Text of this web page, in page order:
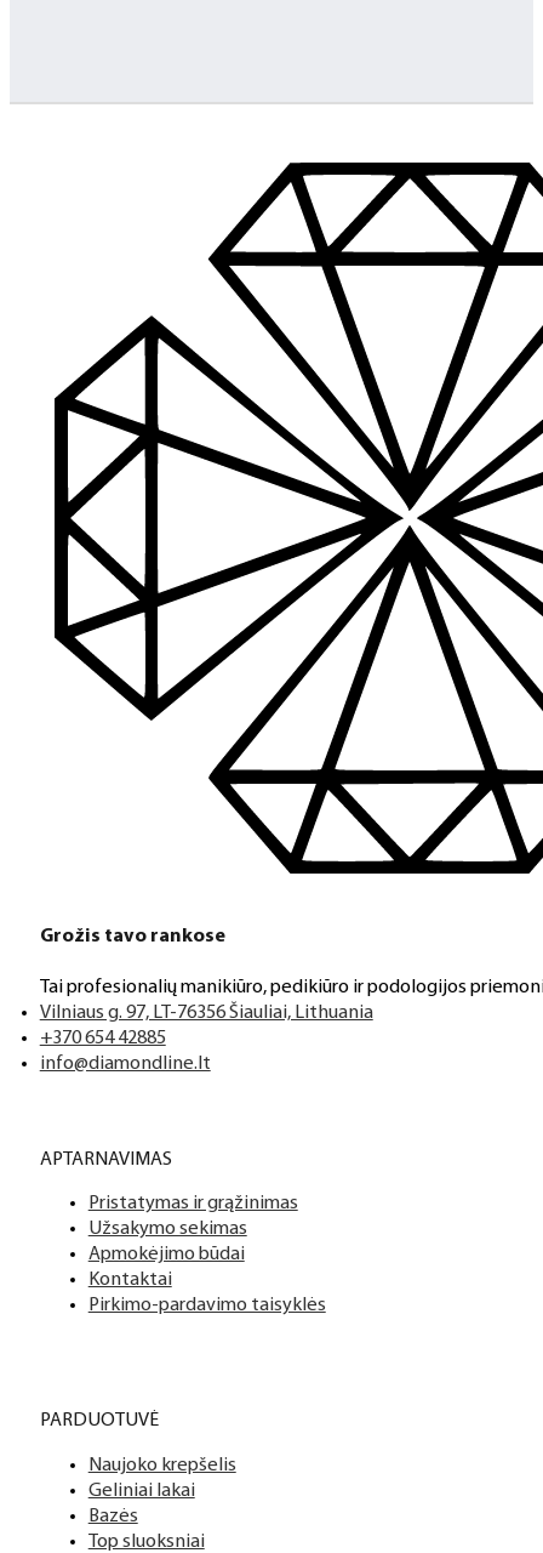
Grožis tavo rankose
Tai profesionalių manikiūro, pedikiūro ir podologijos
Vilniaus g. 97, LT-76356 Šiauliai, Lithuania
+370 654 42885
info@diamondline.lt
APTARNAVIMAS
Pristatymas ir grąžinimas
Užsakymo sekimas
Apmokėjimo būdai
Kontaktai
Pirkimo-pardavimo taisyklės
PARDUOTUVĖ
Naujoko krepšelis
Geliniai lakai
Bazės
Top sluoksniai